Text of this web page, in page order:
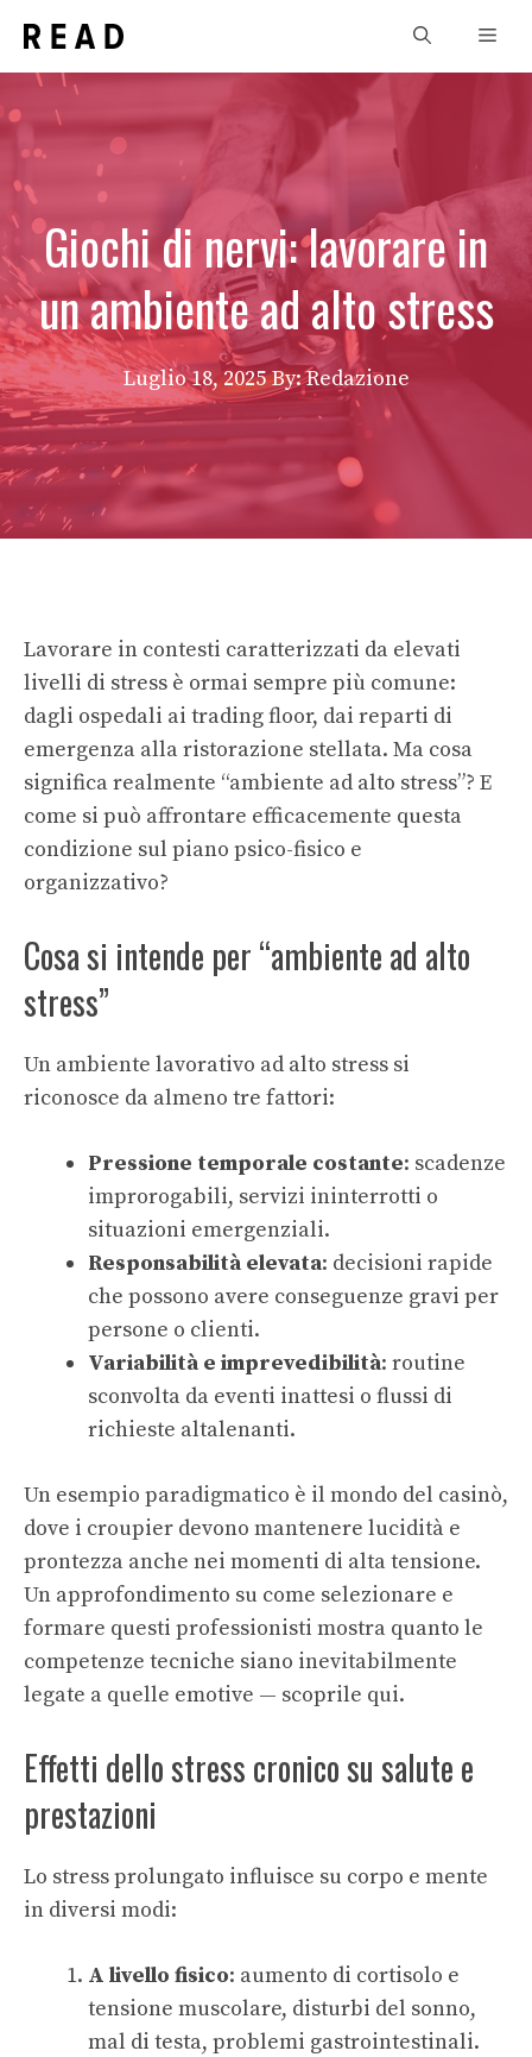
contenuto
Giochi di nervi: lavorare in
un ambiente ad alto stress
Luglio 18, 2025 By: Redazione
Lavorare in contesti caratterizzati da elevati
livelli di stress è ormai sempre più comune:
dagli ospedali ai trading floor, dai reparti di
emergenza alla ristorazione stellata. Ma cosa
significa realmente “ambiente ad alto stress”? E
come si può affrontare efficacemente questa
condizione sul piano psico-fisico e
organizzativo?
Cosa si intende per “ambiente ad alto
stress”
Un ambiente lavorativo ad alto stress si
riconosce da almeno tre fattori:
Pressione temporale costante: scadenze
improrogabili, servizi ininterrotti o
situazioni emergenziali.
Responsabilità elevata: decisioni rapide
che possono avere conseguenze gravi per
persone o clienti.
Variabilità e imprevedibilità: routine
sconvolta da eventi inattesi o flussi di
richieste altalenanti.
Un esempio paradigmatico è il mondo del casinò,
dove i croupier devono mantenere lucidità e
prontezza anche nei momenti di alta tensione.
Un approfondimento su come selezionare e
formare questi professionisti mostra quanto le
competenze tecniche siano inevitabilmente
legate a quelle emotive — scoprile qui.
Effetti dello stress cronico su salute e
prestazioni
Lo stress prolungato influisce su corpo e mente
in diversi modi:
A livello fisico: aumento di cortisolo e
tensione muscolare, disturbi del sonno,
mal di testa, problemi gastrointestinali.